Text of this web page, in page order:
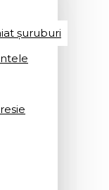
șuruburi